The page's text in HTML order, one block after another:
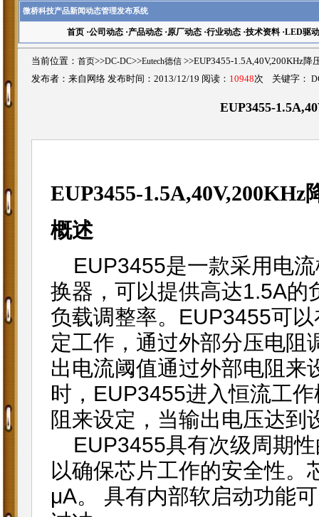
微桥科技产品新闻动态管理发布系统
首页·公司动态·产品动态·原厂动态·行业动态·技术资料·LED驱动
当前位置： 首页>>DC-DC>>Eutech德信 >>EUP3455-1.5A,40V,200KHz
发布者：来自网络 发布时间：2013/12/19 阅读： 10948次 关键字：
EUP3455-
EUP3455-
概述
EUP3455是一款采用电流
换器，可以提供高达1.5A的
负载调整率。EUP3455可
定工作，通过外部分压电阻
出电流阈值通过外部电阻来
时，EUP3455进入恒流工
阻来设定，当输出电压达到
EUP3455具有次级周期性
以确保芯片工作的安全性
μA。 具有内部软启动功能